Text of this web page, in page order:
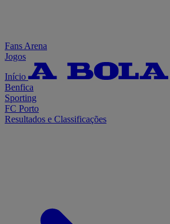
Fans Arena
Jogos
Início
Benfica
Sporting
FC Porto
Resultados e Classificações